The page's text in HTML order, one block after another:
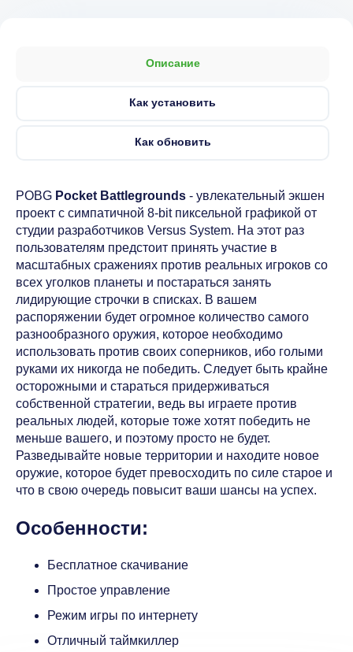
Описание
Как установить
Как обновить
POBG Pocket Battlegrounds - увлекательный экшен
проект с симпатичной 8-bit пиксельной графикой от
студии разработчиков Versus System. На этот раз
пользователям предстоит принять участие в
масштабных сражениях против реальных игроков со
всех уголков планеты и постараться занять
лидирующие строчки в списках. В вашем
распоряжении будет огромное количество самого
разнообразного оружия, которое необходимо
использовать против своих соперников, ибо голыми
руками их никогда не победить. Следует быть крайне
осторожными и стараться придерживаться
собственной стратегии, ведь вы играете против
реальных людей, которые тоже хотят победить не
меньше вашего, и поэтому просто не будет.
Разведывайте новые территории и находите новое
оружие, которое будет превосходить по силе старое и
что в свою очередь повысит ваши шансы на успех.
Особенности:
Бесплатное скачивание
Простое управление
Режим игры по интернету
Отличный таймкиллер